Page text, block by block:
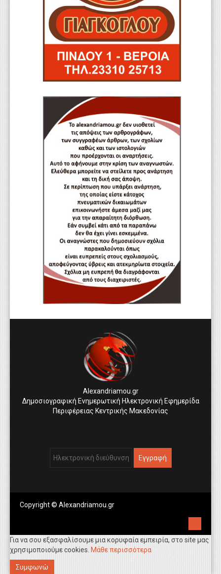
Alexandriamou.gr
Δημοσιογραφική Ενημερωτική Ηλεκτρονική Εφημερίδα
Περιφέρειας Κεντρικής Μακεδονίας
Copyright © Alexandriamou.gr
Για να σου εξασφαλίσουμε μια κορυφαία εμπειρία, στο site μας
χρησιμοποιούμε cookies. Μάθε περισσότερα
Συμφωνώ